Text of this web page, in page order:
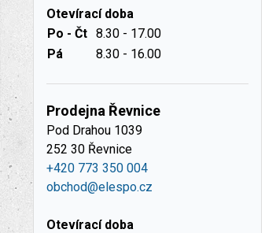
Otevírací doba
Po - Čt 8.30 - 17.00
Pá
8.30 - 16.00
Prodejna Řevnice
Pod Drahou 1039
252 30 Řevnice
+420 773 350 004
obchod@elespo.cz
Otevírací doba